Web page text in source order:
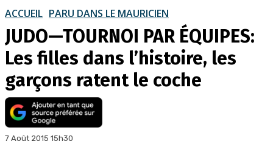
ACCUEIL PARU DANS LE MAURICIEN
JUDO—TOURNOI PAR ÉQUIPES:
Les filles dans l’histoire, les
garçons ratent le coche
7 Août 2015 15h30